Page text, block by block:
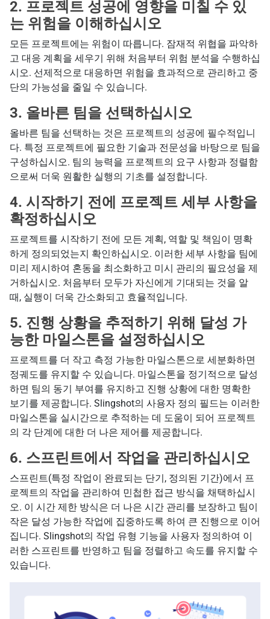
2. 프로젝트 성공에 영향을 미칠 수 있
는 위험을 이해하십시오
모든 프로젝트에는 위험이 따릅니다. 잠재적 위협을 파악하
고 대응 계획을 세우기 위해 처음부터 위험 분석을 수행하십
시오. 선제적으로 대응하면 위험을 효과적으로 관리하고 중
단의 가능성을 줄일 수 있습니다.
3. 올바른 팀을 선택하십시오
올바른 팀을 선택하는 것은 프로젝트의 성공에 필수적입니
다. 특정 프로젝트에 필요한 기술과 전문성을 바탕으로 팀을
구성하십시오. 팀의 능력을 프로젝트의 요구 사항과 정렬함
으로써 더욱 원활한 실행의 기초를 설정합니다.
4. 시작하기 전에 프로젝트 세부 사항을
확정하십시오
프로젝트를 시작하기 전에 모든 계획, 역할 및 책임이 명확
하게 정의되었는지 확인하십시오. 이러한 세부 사항을 팀에
미리 제시하여 혼동을 최소화하고 미시 관리의 필요성을 제
거하십시오. 처음부터 모두가 자신에게 기대되는 것을 알
때, 실행이 더욱 간소화되고 효율적입니다.
5. 진행 상황을 추적하기 위해 달성 가
능한 마일스톤을 설정하십시오
프로젝트를 더 작고 측정 가능한 마일스톤으로 세분화하면
정궤도를 유지할 수 있습니다. 마일스톤을 정기적으로 달성
하면 팀의 동기 부여를 유지하고 진행 상황에 대한 명확한
보기를 제공합니다. Slingshot의 사용자 정의 필드는 이러한
마일스톤을 실시간으로 추적하는 데 도움이 되어 프로젝트
의 각 단계에 대한 더 나은 제어를 제공합니다.
6. 스프린트에서 작업을 관리하십시오
스프린트(특정 작업이 완료되는 단기, 정의된 기간)에서 프
로젝트의 작업을 관리하여 민첩한 접근 방식을 채택하십시
오. 이 시간 제한 방식은 더 나은 시간 관리를 보장하고 팀이
작은 달성 가능한 작업에 집중하도록 하여 큰 진행으로 이어
집니다. Slingshot의 작업 유형 기능을 사용자 정의하여 이
러한 스프린트를 반영하고 팀을 정렬하고 속도를 유지할 수
있습니다.